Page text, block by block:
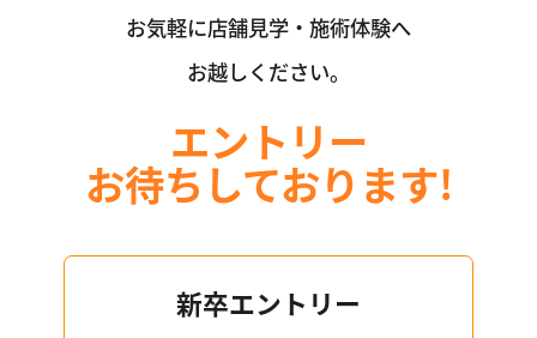
お気軽に店舗見学・施術体験へ
お越しください。
エントリー
お待ちしております!
新卒エントリー